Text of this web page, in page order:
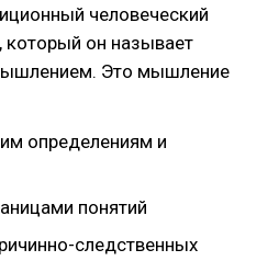
человеческий
который он называет
Это мышление
определениям и
понятий
следственных